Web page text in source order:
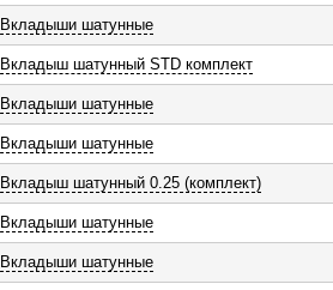
Вкладыши шатунные
Вкладыш шатунный STD комплект
Вкладыши шатунные
Вкладыши шатунные
Вкладыш шатунный 0.25 (комплект)
Вкладыши шатунные
Вкладыши шатунные